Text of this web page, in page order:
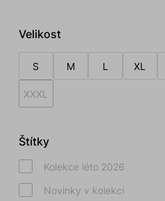
Velikost
S M L XL
XXXL
Štítky
Kolekce léto 2026
Novinky v kolekci